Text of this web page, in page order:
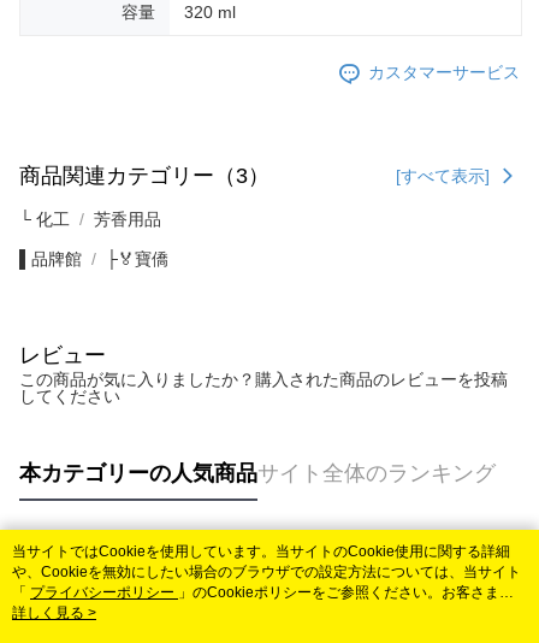
容量 320 ml
カスタマーサービス
商品関連カテゴリー（3） [すべて表示]
└ 化工 芳香用品
▌品牌館 ├🏅寶僑
レビュー
この商品が気に入りましたか？購入された商品のレビューを投稿
してください
本カテゴリーの人気商品サイト全体のランキング
人気タグ
当サイトではCookieを使用しています。当サイトのCookie使用に関する詳細
や、Cookieを無効にしたい場合のブラウザでの設定方法については、当サイト
「 プライバシーポリシー 」のCookieポリシーをご参照ください。お客さま
が、当サイトを引き続き使用される場合、当社がサイト利用規約のCookieポリ
詳しく見る >